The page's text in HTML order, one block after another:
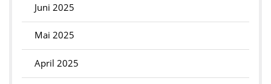
Juni 2025
Mai 2025
April 2025